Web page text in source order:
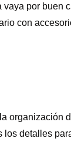
por buen
con
organización
detalles